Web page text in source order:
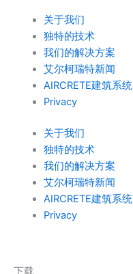
关于我们
独特的技术
我们的解决方案
艾尔柯瑞特新闻
AIRCRETE建筑系统
Privacy
关于我们
独特的技术
我们的解决方案
艾尔柯瑞特新闻
AIRCRETE建筑系统
Privacy
下载